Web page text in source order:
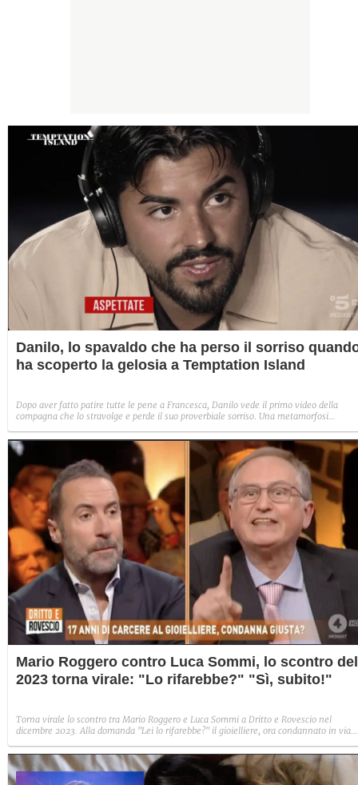
Danilo, lo spavaldo che ha perso il sorriso
ha scoperto la gelosia a Temptation Island
Dopo aver fatto patire tutte le pene a Francesca, Danilo vede il primo video della
compagna che lo stravolge e perde il suo proverbiale sorriso. Una metamorfosi
Mario Roggero contro Luca Sommi, lo scontro del
2023 torna virale: "Lo rifarebbe?" "Sì, subito!"
Torna virale lo scontro tra Mario Roggero e Luca Sommi a Dritto e Rovescio nel
dicembre 2023. Alla domanda "Lei lo rifarebbe?" il gioielliere, ora condannato in via